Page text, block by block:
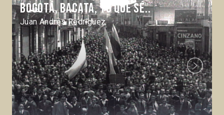
Bogotá, Bacata, yo que sé..
Juan Andrés Rodríguez
Next